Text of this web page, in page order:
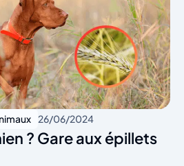
26/06/2024
? Gare aux épillets